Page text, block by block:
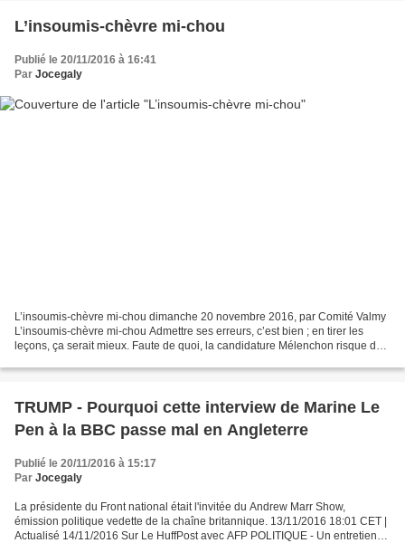
L’insoumis-chèvre mi-chou
Publié le 20/11/2016 à 16:41
Par Jocegaly
L’insoumis-chèvre mi-chou dimanche 20 novembre 2016, par Comité Valmy
L’insoumis-chèvre mi-chou Admettre ses erreurs, c’est bien ; en tirer les
leçons, ça serait mieux. Faute de quoi, la candidature Mélenchon risque de
TRUMP - Pourquoi cette interview de Marine Le
Pen à la BBC passe mal en Angleterre
Publié le 20/11/2016 à 15:17
Par Jocegaly
La présidente du Front national était l'invitée du Andrew Marr Show,
émission politique vedette de la chaîne britannique. 13/11/2016 18:01 CET |
Actualisé 14/11/2016 Sur Le HuffPost avec AFP POLITIQUE - Un entretien